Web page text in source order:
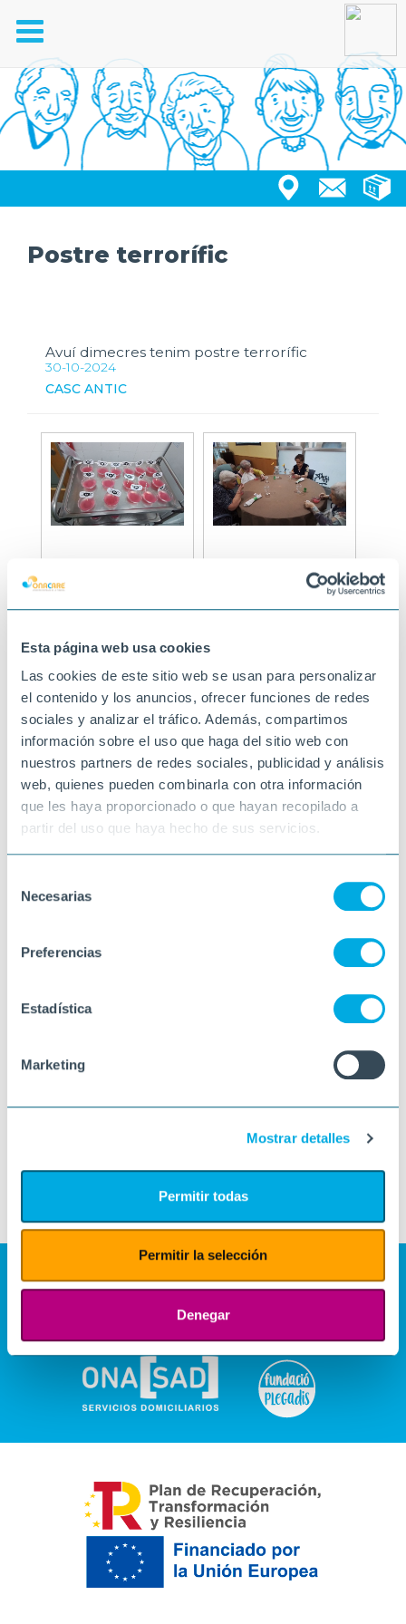
Esta página web usa cookies
Las cookies de este sitio web se usan para personalizar
el contenido y los anuncios, ofrecer funciones de redes
sociales y analizar el tráfico. Además, compartimos
información sobre el uso que haga del sitio web con
nuestros partners de redes sociales, publicidad y análisis
web, quienes pueden combinarla con otra información
que les haya proporcionado o que hayan recopilado a
partir del uso que haya hecho de sus servicios.
Necesarias
Preferencias
Estadística
Marketing
Mostrar detalles
Permitir todas
Permitir la selección
Denegar
Toggle
navigation
Postre terrorífic
Avuí dimecres tenim postre terrorífic
30-10-2024
CASC ANTIC